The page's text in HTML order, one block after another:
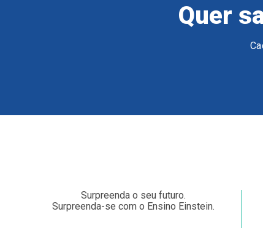
Quer
Surpreenda o seu futuro.
Surpreenda-se com o Ensino Einstein.